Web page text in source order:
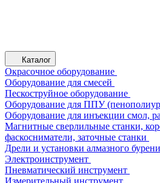
Каталог
Окрасочное оборудование
Оборудование для смесей
Пескоструйное оборудование
Оборудование для ППУ
Оборудование для инъекции смол,
Магнитные сверлильные станки,
фаскосниматели, заточные станки
Дрели и установки алмазного
Электроинструмент
Пневматический инструмент
Измерительный инструмент